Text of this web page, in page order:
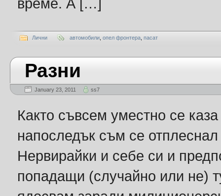
Лични автомобили опел фронтера пасат
Разни
January 23, 2011 ss7
Както съвсем уместно се
напоследък съм се
Нервирайки и себе си и
попадащи (случайно или не)